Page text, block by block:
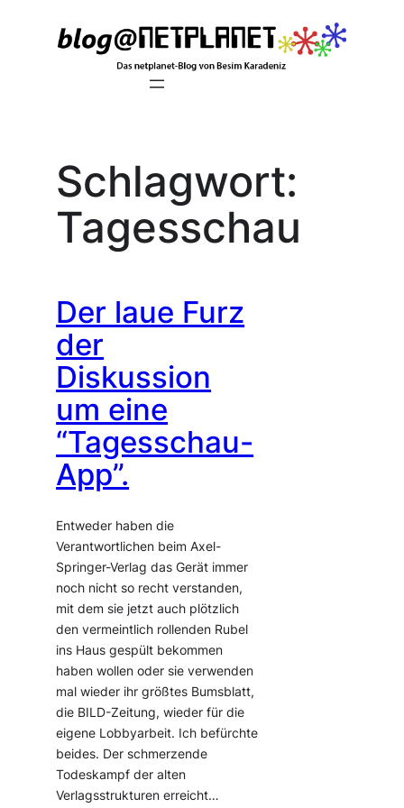
Schlagwort:
Tagesschau
Der laue Furz
der
Diskussion
um eine
“Tagesschau-
App”.
Entweder haben die
Verantwortlichen beim Axel-
Springer-Verlag das Gerät immer
noch nicht so recht verstanden,
mit dem sie jetzt auch plötzlich
den vermeintlich rollenden Rubel
ins Haus gespült bekommen
haben wollen oder sie verwenden
mal wieder ihr größtes Bumsblatt,
die BILD-Zeitung, wieder für die
eigene Lobbyarbeit. Ich befürchte
beides. Der schmerzende
Todeskampf der alten
Verlagsstrukturen erreicht…